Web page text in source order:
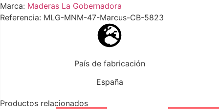
Marca: Maderas La Gobernadora
Referencia: MLG-MNM-47-Marcus-CB-5823
País de fabricación
España
Productos relacionados